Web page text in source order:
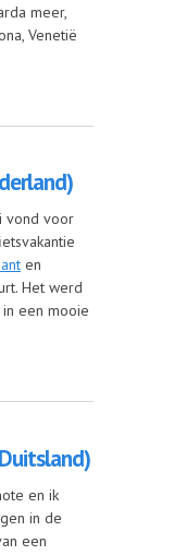
meer,
Venetië
vond voor
en
Het werd
een mooie
en ik
in de
een